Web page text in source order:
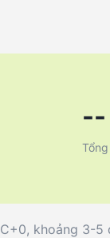
--
khoảng 3-